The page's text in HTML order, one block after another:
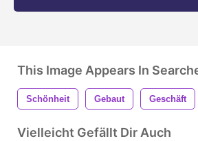
This Image Appears In
Schönheit Gebaut Geschäft
Vielleicht Gefällt Dir Auch